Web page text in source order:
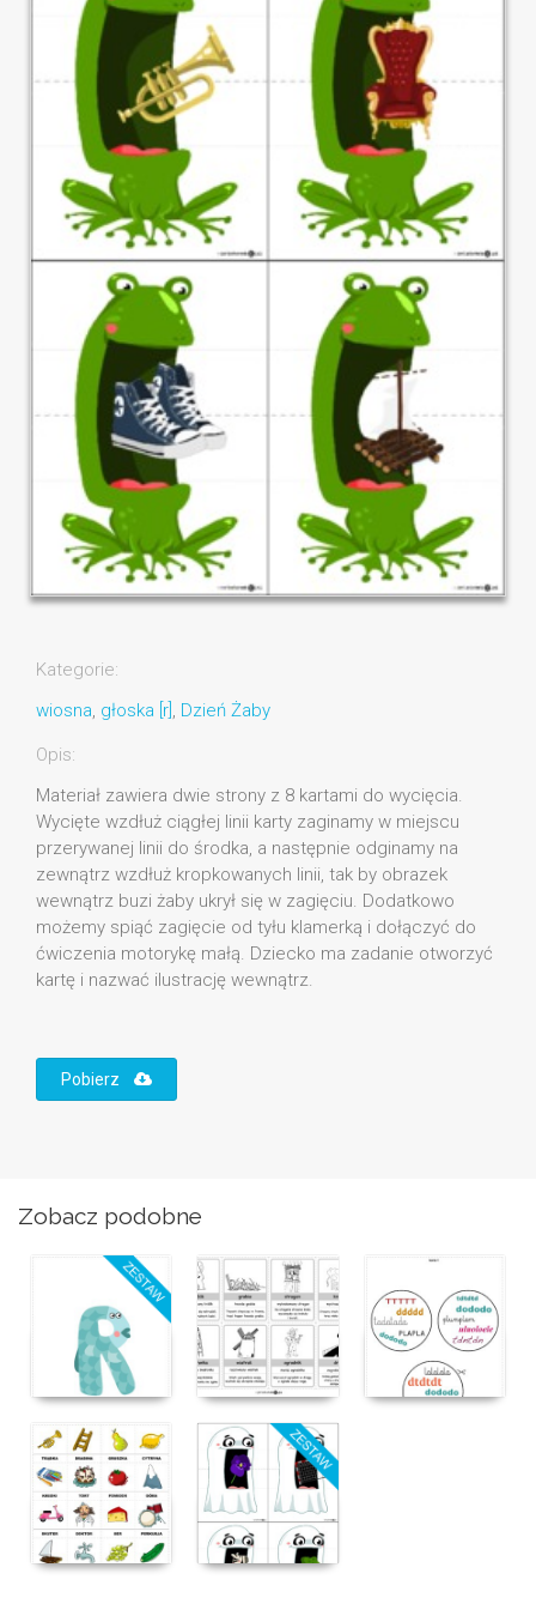
Kategorie:
wiosna, głoska [r] , Dzień Żaby
Opis:
Materiał zawiera dwie strony z 8 kartami do wycięcia.
Wycięte wzdłuż ciągłej linii karty zaginamy w miejscu
przerywanej linii do środka, a następnie odginamy na
zewnątrz wzdłuż kropkowanych linii, tak by obrazek
wewnątrz buzi żaby ukrył się w zagięciu. Dodatkowo
możemy spiąć zagięcie od tyłu klamerką i dołączyć do
ćwiczenia motorykę małą. Dziecko ma zadanie otworzyć
kartę i nazwać ilustrację wewnątrz.
Pobierz
Zobacz podobne